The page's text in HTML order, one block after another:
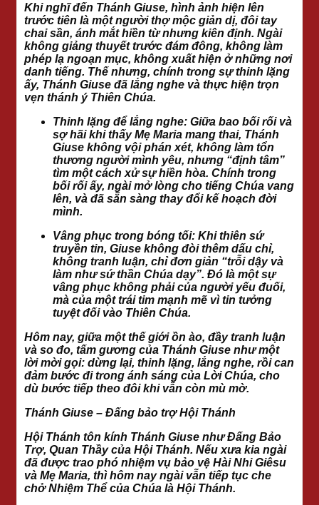
Khi nghĩ đến Thánh Giuse, hình ảnh hiện lên
trước tiên là một người thợ mộc giản dị, đôi tay
chai sần, ánh mắt hiền từ nhưng kiên định. Ngài
không giảng thuyết trước đám đông, không làm
phép lạ ngoạn mục, không xuất hiện ở những nơi
danh tiếng. Thế nhưng, chính trong sự thinh lặng
ấy, Thánh Giuse đã lắng nghe và thực hiện trọn
vẹn thánh ý Thiên Chúa.
Thinh lặng để lắng nghe: Giữa bao bối rối và
sợ hãi khi thấy Mẹ Maria mang thai, Thánh
Giuse không vội phán xét, không làm tổn
thương người mình yêu, nhưng “định tâm”
tìm một cách xử sự hiền hòa. Chính trong
bối rối ấy, ngài mở lòng cho tiếng Chúa vang
lên, và đã sẵn sàng thay đổi kế hoạch đời
mình.
Vâng phục trong bóng tối: Khi thiên sứ
truyền tin, Giuse không đòi thêm dấu chỉ,
không tranh luận, chỉ đơn giản “trỗi dậy và
làm như sứ thần Chúa dạy”. Đó là một sự
vâng phục không phải của người yếu đuối,
mà của một trái tim mạnh mẽ vì tin tưởng
tuyệt đối vào Thiên Chúa.
Hôm nay, giữa một thế giới ồn ào, đầy tranh luận
và so đo, tấm gương của Thánh Giuse như một
lời mời gọi: dừng lại, thinh lặng, lắng nghe, rồi can
đảm bước đi trong ánh sáng của Lời Chúa, cho
dù bước tiếp theo đôi khi vẫn còn mù mờ.
Thánh Giuse – Đấng bảo trợ Hội Thánh
Hội Thánh tôn kính Thánh Giuse như Đấng Bảo
Trợ, Quan Thầy của Hội Thánh. Nếu xưa kia ngài
đã được trao phó nhiệm vụ bảo vệ Hài Nhi Giêsu
và Mẹ Maria, thì hôm nay ngài vẫn tiếp tục che
chở Nhiệm Thể của Chúa là Hội Thánh.